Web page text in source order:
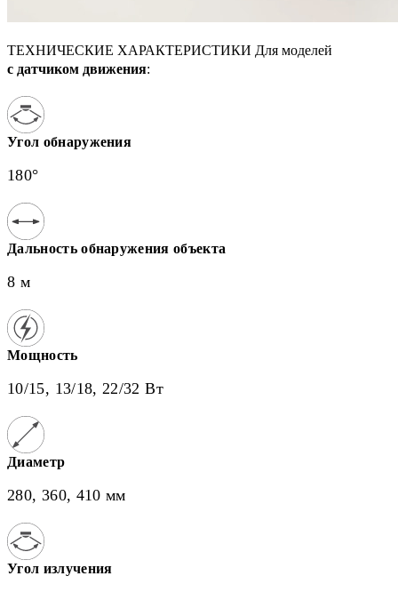
ТЕХНИЧЕСКИЕ ХАРАКТЕРИСТИКИ Для моделей
с датчиком движения:
Угол обнаружения
180°
Дальность обнаружения объекта
8 м
Мощность
10/15, 13/18, 22/32 Вт
Диаметр
280, 360, 410 мм
Угол излучения